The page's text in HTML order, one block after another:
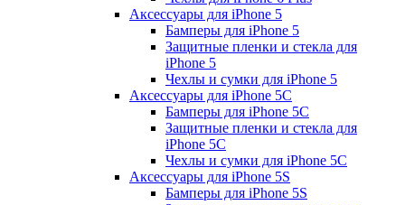
Аксессуары для iPhone 5
Бамперы для iPhone 5
Защитные пленки и стекла для
iPhone 5
Чехлы и сумки для iPhone 5
Аксессуары для iPhone 5C
Бамперы для iPhone 5C
Защитные пленки и стекла для
iPhone 5C
Чехлы и сумки для iPhone 5C
Аксессуары для iPhone 5S
Бамперы для iPhone 5S